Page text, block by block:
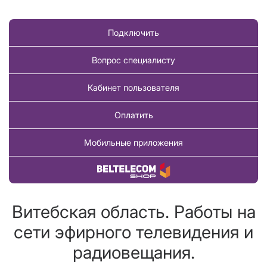
Подключить
Вопрос специалисту
Кабинет пользователя
Оплатить
Мобильные приложения
Купить товар
Витебская область. Работы на
сети эфирного телевидения и
радиовещания.